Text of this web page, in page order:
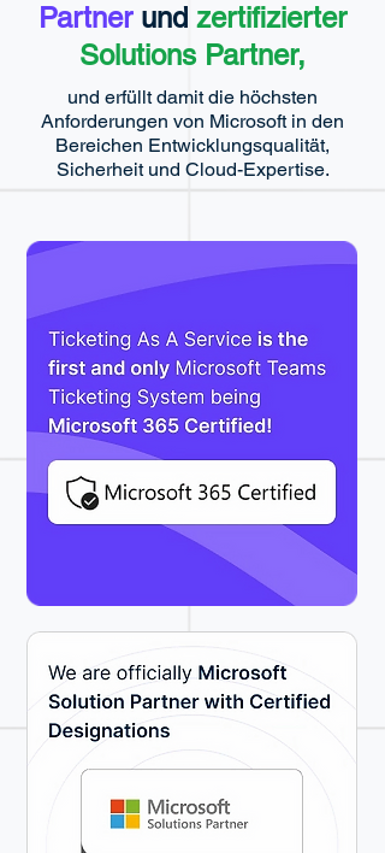
Partnerund zertifizierter
Solutions Partner,
und erfüllt damit die höchsten
Anforderungen von Microsoft in den
Bereichen Entwicklungsqualität,
Sicherheit und Cloud-Expertise.